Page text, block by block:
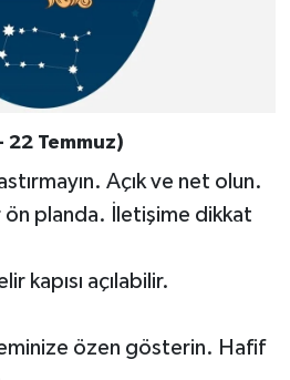
22 Temmuz)
Açık ve net olun.
ön planda. İletişime dikkat
kapısı açılabilir.
özen gösterin. Hafif